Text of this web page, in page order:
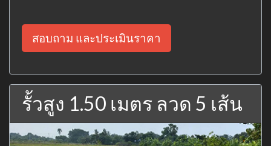
สอบถาม และประเมินราคา
รั้วสูง 1.50 เมตร ลวด 5 เส้น